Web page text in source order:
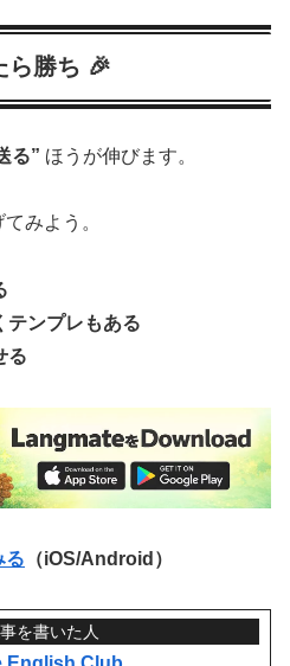
ら勝ち 🎉
る” ほうが伸びます。
みよう。
テンプレもある
る
る （iOS/Android）
を書いた人